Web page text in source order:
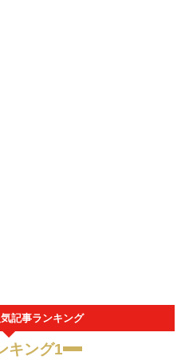
記事ランキング
キング1